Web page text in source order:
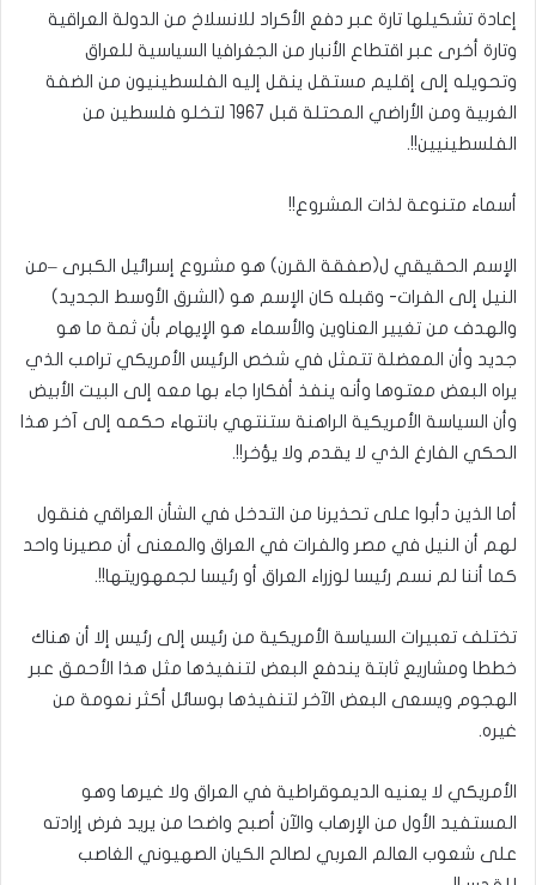
إعادة تشكيلها تارة عبر دفع الأكراد للانسلاخ من الدولة العراقية
وتارة أخرى عبر اقتطاع الأنبار من الجغرافيا السياسية للعراق
وتحويله إلى إقليم مستقل ينقل إليه الفلسطينيون من الضفة
الغربية ومن الأراضي المحتلة قبل 1967 لتخلو فلسطين من
الفلسطينيين!!.
أسماء متنوعة لذات المشروع!!
الإسم الحقيقي ل(صفقة القرن) هو مشروع إسرائيل الكبرى –من
النيل إلى الفرات- وقبله كان الإسم هو (الشرق الأوسط الجديد)
والهدف من تغيير العناوين والأسماء هو الإيهام بأن ثمة ما هو
جديد وأن المعضلة تتمثل في شخص الرئيس الأمريكي ترامب الذي
يراه البعض معتوها وأنه ينفذ أفكارا جاء بها معه إلى البيت الأبيض
وأن السياسة الأمريكية الراهنة ستنتهي بانتهاء حكمه إلى آخر هذا
الحكي الفارغ الذي لا يقدم ولا يؤخر!!.
أما الذين دأبوا على تحذيرنا من التدخل في الشأن العراقي فنقول
لهم أن النيل في مصر والفرات في العراق والمعنى أن مصيرنا واحد
كما أننا لم نسم رئيسا لوزراء العراق أو رئيسا لجمهوريتها!!.
تختلف تعبيرات السياسة الأمريكية من رئيس إلى رئيس إلا أن هناك
خططا ومشاريع ثابتة يندفع البعض لتنفيذها مثل هذا الأحمق عبر
الهجوم ويسعى البعض الآخر لتنفيذها بوسائل أكثر نعومة من
غيره.
الأمريكي لا يعنيه الديموقراطية في العراق ولا غيرها وهو
المستفيد الأول من الإرهاب والآن أصبح واضحا من يريد فرض إرادته
على شعوب العالم العربي لصالح الكيان الصهيوني الغاصب